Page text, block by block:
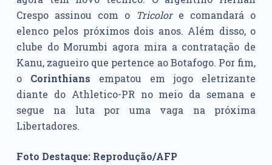
Crespo assinou com o
Tricolore comandará o
elenco pelos próximos dois anos. Além disso, o
clube do Morumbi agora mira a contratação de
Kanu, zagueiro que pertence ao Botafogo. Por fim,
o Corinthians empatou em jogo eletrizante
diante do Athletico-PR no meio da semana e
segue na luta por uma vaga na próxima
Libertadores.
Foto Destaque: Reprodução/AFP